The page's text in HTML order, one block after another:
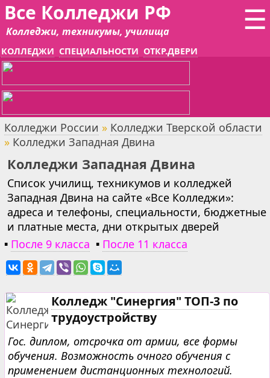
☰
Все Колледжи РФ
Колледжи, техникумы, училища
КОЛЛЕДЖИ СПЕЦИАЛЬНОСТИ ОТКР.ДВЕРИ
Колледжи России » Колледжи Тверской области
» Колледжи Западная Двина
Колледжи Западная Двина
Список училищ, техникумов и колледжей
Западная Двина на сайте «Все Колледжи»:
адреса и телефоны, специальности, бюджетные
и платные места, дни открытых дверей
▪ После 9 класса ▪ После 11 класса
Колледж "Синергия" ТОП-3 по
трудоустройству
Гос. диплом, отсрочка от армии, все формы
обучения. Возможность очного обучения с
применением дистанционных технологий.